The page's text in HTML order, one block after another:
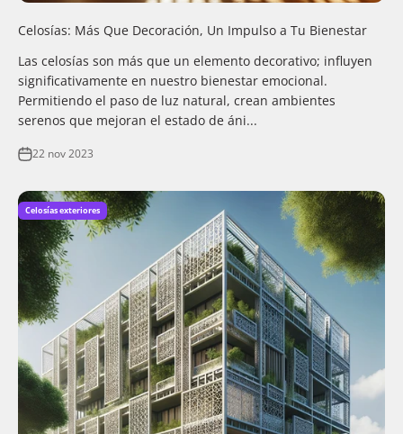
Celosías: Más Que Decoración, Un Impulso a Tu Bienestar
Las celosías son más que un elemento decorativo; influyen
significativamente en nuestro bienestar emocional.
Permitiendo el paso de luz natural, crean ambientes
serenos que mejoran el estado de áni...
22 nov 2023
Celosías exteriores